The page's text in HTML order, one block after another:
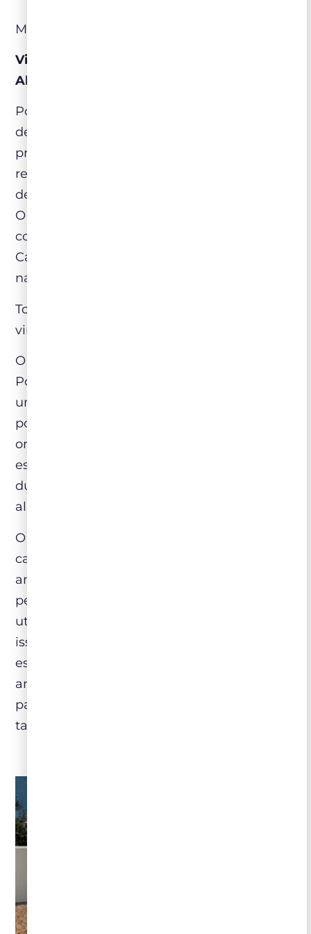
Mapa Alentejo
Vinhos, Cortiça e o famoso Porco Preto
Alentejano!
Poucos sabem disso, mas é lá na região sul
de Portugal onde se encontra a maior
produção de cortiça do mundo. Na
realidade o Alentejo é responsável por mais
de 50% de tudo que é produzido no planeta.
O Sobreiro, que é a arvore que dá origem à
cortiça e faz parte da mesma família do
Carvalho, é também um dos símbolos
nacionais mais reconhecidos do país.
Todavia, não é só na cadeia de produção dos
vinhos que o Sobreiro tem influencia.
O Porco Preto Ibérico, que é conhecido em
Portugal como Porco Preto Alentejano, é
uma das iguarias da culinária e da cultura
portuguesa. Ele é uma raça doméstica, com
origem no Mediterrâneo, de pele muito
escura, carne bastante saborosa, e que
durante muitas décadas foi a base da
alimentação dos povos do sul do país.
O fruto do Sobreiro é a Bolota, um tipo de
castanha que pode variar entre doce e o
amargo, e é principal alimento consumido
pelos porquinhos da região. As Bolotas são
utilizadas para a criação dos porcos, e por
isso acabam concedendo um sabor muito
especial e característico a carne desses
animais, que posteriormente é utilizada
para a confecção de presuntos, embutidos e
tantas outras receitas!